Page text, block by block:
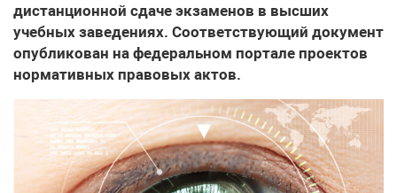
дистанционной сдаче экзаменов в высших
учебных заведениях. Соответствующий документ
опубликован на федеральном портале проектов
нормативных правовых актов.